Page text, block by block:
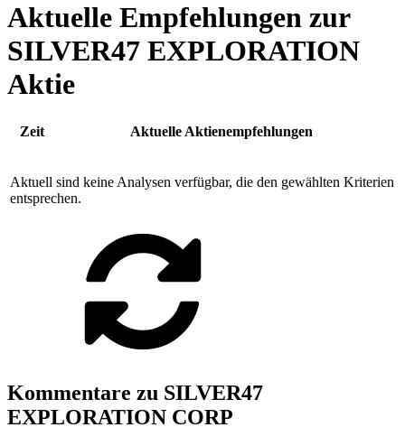
Aktuelle Empfehlungen zur
SILVER47 EXPLORATION
Aktie
Zeit Aktuelle Aktienempfehlungen
Aktuell sind keine Analysen verfügbar, die den gewählten Kriterien
entsprechen.
Kommentare zu SILVER47
EXPLORATION CORP